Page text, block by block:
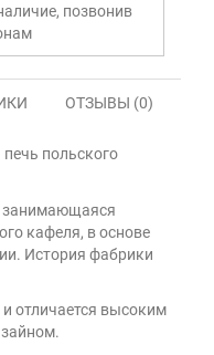
позвонив
ОТЗЫВЫ (0)
польского
занимающаяся
кафеля, в основе
История фабрики
отличается высоким